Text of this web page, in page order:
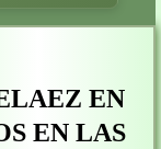
EN
EN LAS